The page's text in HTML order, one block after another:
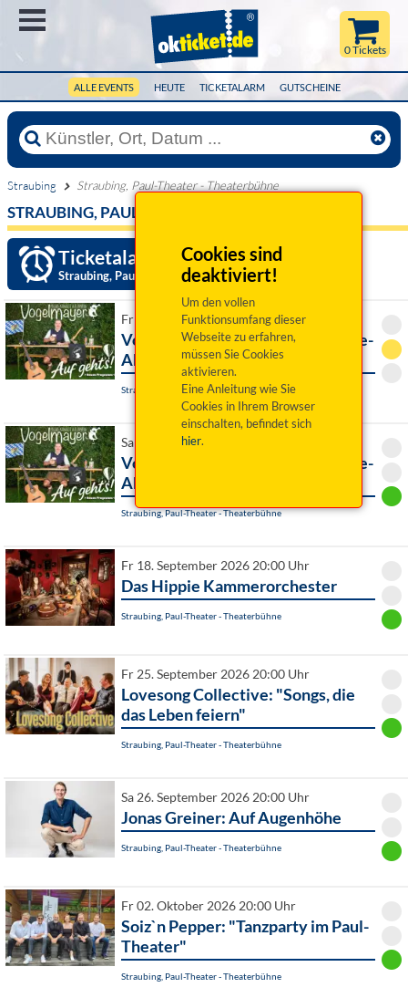
ALLE EVENTS HEUTE TICKETALARM GUTSCHEINE
0 Tickets
Cookies sind
deaktiviert!
Um den vollen
Funktionsumfang dieser
Webseite zu erfahren,
müssen Sie Cookies
aktivieren.
Eine Anleitung wie Sie
Cookies in Ihrem Browser
einschalten, befindet sich
hier.
Straubing Straubing, Paul-Theater - Theaterbühne
STRAUBING, PAUL-THEATER - THEATERBÜHNE
Ticketalarm einrichten »
Straubing, Paul-Theater - Theaterbühne
Fr 11. September 2026 20:00 Uhr
Vogelmayer: Auf geht´s! Premiere-
Abend
Straubing, Paul-Theater - Theaterbühne
Sa 12. September 2026 20:00 Uhr
Vogelmayer: Auf geht´s! Premiere-
Abend
Straubing, Paul-Theater - Theaterbühne
Fr 18. September 2026 20:00 Uhr
Das Hippie Kammerorchester
Straubing, Paul-Theater - Theaterbühne
Fr 25. September 2026 20:00 Uhr
Lovesong Collective: "Songs, die
das Leben feiern"
Straubing, Paul-Theater - Theaterbühne
Sa 26. September 2026 20:00 Uhr
Jonas Greiner: Auf Augenhöhe
Straubing, Paul-Theater - Theaterbühne
Fr 02. Oktober 2026 20:00 Uhr
Soiz`n Pepper: "Tanzparty im Paul-
Theater"
Straubing, Paul-Theater - Theaterbühne